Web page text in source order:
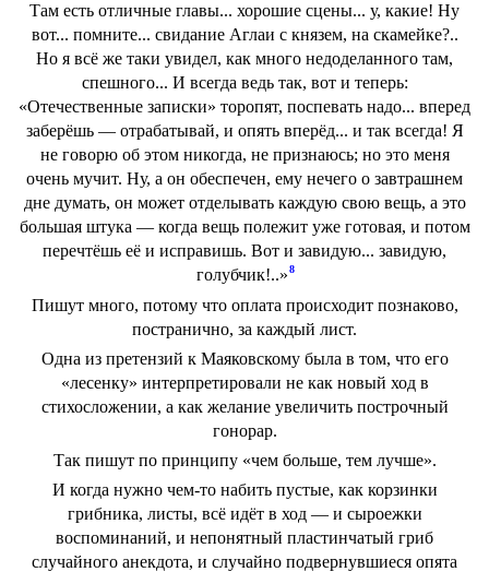
Там есть отличные главы... хорошие сцены... у, какие! Ну
вот... помните... свидание Аглаи с князем, на скамейке?..
Но я всё же таки увидел, как много недоделанного там,
спешного... И всегда ведь так, вот и теперь:
«Отечественные записки» торопят, поспевать надо... вперед
заберёшь — отрабатывай, и опять вперёд... и так всегда! Я
не говорю об этом никогда, не признаюсь; но это меня
очень мучит. Ну, а он обеспечен, ему нечего о завтрашнем
дне думать, он может отделывать каждую свою вещь, а это
большая штука — когда вещь полежит уже готовая, и потом
перечтёшь её и исправишь. Вот и завидую... завидую,
голубчик!..»8
Пишут много, потому что оплата происходит познаково,
постранично, за каждый лист.
Одна из претензий к Маяковскому была в том, что его
«лесенку» интерпретировали не как новый ход в
стихосложении, а как желание увеличить построчный
гонорар.
Так пишут по принципу «чем больше, тем лучше».
И когда нужно чем-то набить пустые, как корзинки
грибника, листы, всё идёт в ход — и сыроежки
воспоминаний, и непонятный пластинчатый гриб
случайного анекдота, и случайно подвернувшиеся опята